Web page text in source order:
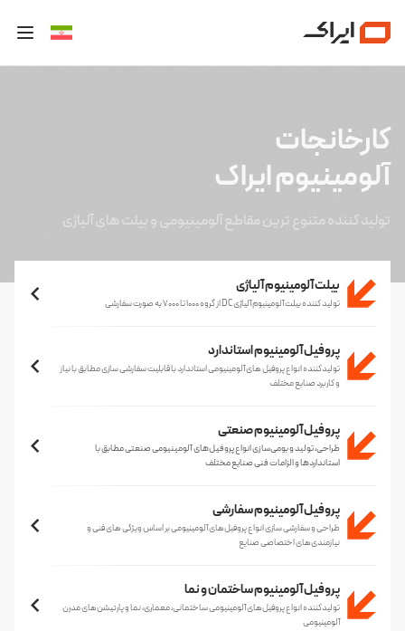
کارخانجات
آلومینیوم ایراک
تولید کننده متنوع ترین مقاطع آلومینیومی و بیلت های آلیاژی
بیلت آلومینیوم آلیاژی
تولید کننده بیلت آلومینیوم آلیاژی DC از گروه ۱۰۰۰ تا ۷۰۰۰ به صورت سفارشی
پروفیل آلومینیوم استاندارد
تولیدکننده انواع پروفیل های آلومینیومی استاندارد با قابلیت سفارشی سازی مطابق با نیاز
و کاربرد صنایع مختلف
پروفیل آلومینیوم صنعتی
طراحی، تولید و بومی‌سازی انواع پروفیل‌های آلومینیومی صنعتی مطابق با
استانداردها و الزامات فنی صنایع مختلف
پروفیل آلومینیوم سفارشی
طراحی و سفارشی سازی انواع پروفیل‌های آلومینیومی بر اساس ویژگی های فنی و
نیازمندی‌های اختصاصی صنایع
پروفیل آلومینیوم ساختمان و نما
تولیدکننده انواع پروفیل‌های آلومینیومی ساختمانی، معماری، نما و پارتیشن‌های مدرن
آلومینیومی